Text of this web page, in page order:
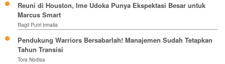
Reuni di Houston, Ime Udoka Punya Ekspektasi Besar untuk
Marcus Smart
Ragil Putri Irmalia
Pendukung Warriors Bersabarlah! Manajemen Sudah Tetapkan
Tahun Transisi
Tora Nodisa